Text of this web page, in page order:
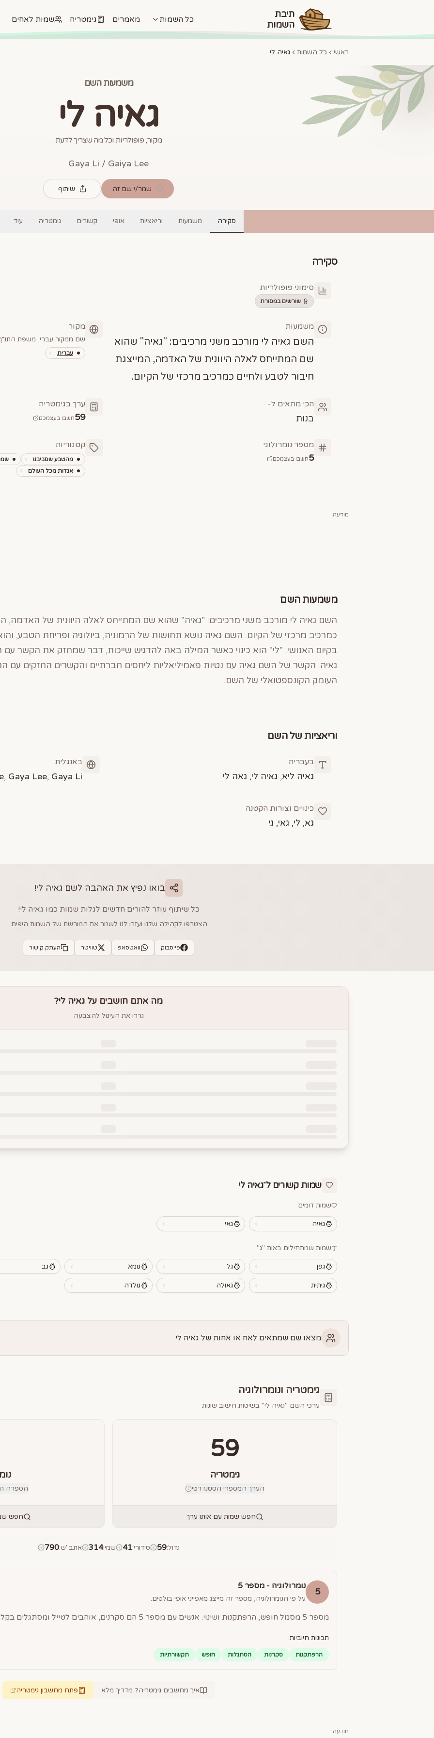
תיבת
השמות
כל השמות מאמרים גימטריה שמות לאחים
ראשי כל השמות גאיה לי
משמעות השם
גאיה לי
מקור, פופולריות וכל מה שצריך לדעת
Gaya Li / Gaiya Lee
שמר/י שם זה שיתוף
סקירה משמעות וריאציות אופי קשורים גימטריה עוד
סקירה
סימוני פופולריות
שורשים במסורת
משמעות
השם גאיה לי מורכב משני מרכיבים: "גאיה" שהוא
שם המתייחס לאלה היוונית של האדמה, המייצגת
חיבור לטבע ולחיים כמרכיב מרכזי של הקיום.
מקור
שם ממקור עברי, משפת
עברית
הכי מתאים ל-
בנות
ערך בגימטריה
59חשבו בעצמכם
מספר נומרולוגי
5חשבו בעצמכם
קטגוריות
מהטבע שסביבנו
אגדות מכל העולם
מודעה
משמעות השם
השם גאיה לי מורכב משני מרכיבים: "גאיה" שהוא שם המתייחס לאלה היוונית של האדמה,
בקיום האנושי. "לי" הוא כינוי כאשר המילה באה להדגיש שייכות, דבר שמחזק את הקשר
גאיה. הקשר של השם גאיה עם נטיות פאמיליאליות ליחסים חברתיים והקשרים החזקים
העומק הקונספטואלי של השם.
וריאציות של השם
בעברית
גאיה ליא, גאיה לי, גאה לי
באנגלית
Gaya Lee, Gaya Li
כינויים וצורות הקטנה
גא, לי, גאי, גי
בואו נפיץ את האהבה לשם גאיה לי!
כל שיתוף עוזר להורים חדשים לגלות שמות כמו גאיה לי!
הצטרפו לקהילה שלנו ועזרו לנו לשמר את המורשת של השמות היפים.
פייסבוק וואטסאפ טוויטר העתק קישור
מה אתם חושבים על גאיה לי?
גררו את העיגול להצבעה
שמות קשורים ל־גאיה לי
שמות דומים
גאיה גאי
שמות שמתחילים באות "ג"
גפן גל גומא גב
גיתית גאולה גולדה
מצאו שם שמתאים לאח או אחות של גאיה לי
גימטריה ונומרולוגיה
ערכי השם "גאיה לי" בשיטות חישוב שונות
59
גימטריה
הערך המספרי הסטנדרטי
חפש שמות עם אותו ערך
הספרה
חפש
גדול:
59 סידורי:
41 שמי:
314 אתב"ש:
790
5
נומרולוגיה - מספר 5
על פי הנומרולוגיה, מספר זה מייצג מאפייני אופי בולטים.
מספר 5 מסמל חופש, הרפתקנות ושינוי. אנשים עם מספר 5 הם סקרנים, אוהבים לטייל ומסתגלים בקלות למצבים חדשים.
תכונות חיוביות:
הרפתקנות סקרנות הסתגלות חופש תקשורתיות
איך מחשבים גימטריה? מדריך מלא פתח מחשבון גימטריה
מודעה